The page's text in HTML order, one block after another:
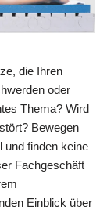
die Ihren
oder
Thema? Wird
Bewegen
und finden keine
Fachgeschäft
Einblick über